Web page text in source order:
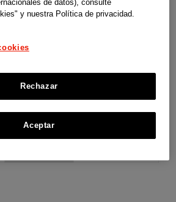
de datos), consulte
y nuestra Política de privacidad.
Rechazar
Aceptar